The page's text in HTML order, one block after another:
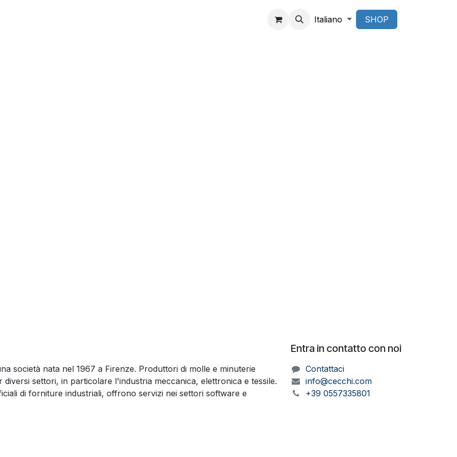
Italiano SHOP
Entra in contatto con noi
Contattaci
info@cecchi.com
+39 0557335801
società nata nel 1967 a Firenze. Produttori di molle e minuterie
diversi settori, in particolare l'industria meccanica, elettronica e tessile.
di forniture industriali, offrono servizi nei settori software e